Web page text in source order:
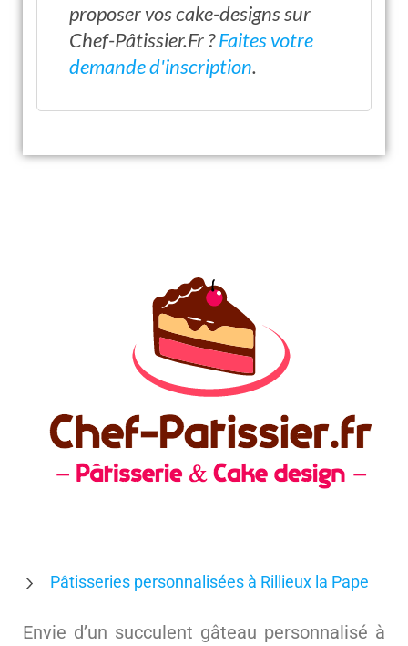
proposer vos cake-designs sur
Chef-Pâtissier.Fr ?Faites votre
demande d'inscription.
Pâtisseries personnalisées à Rillieux la Pape
Envie d’un succulent gâteau personnalisé à